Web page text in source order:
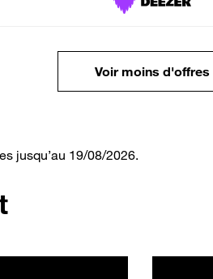
Voir moins d'offres
jusqu’au 19/08/2026.